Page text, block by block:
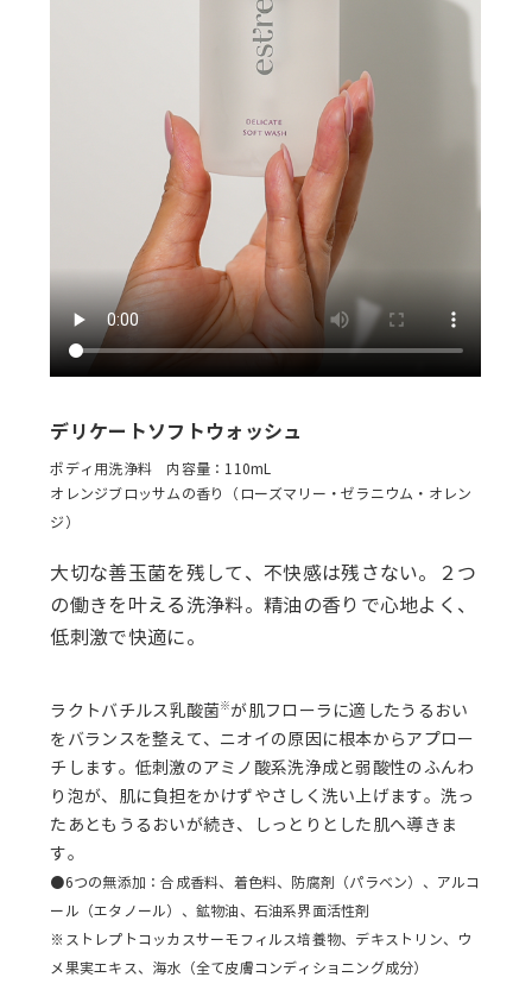
デリケートソフトウォッシュ
ボディ用洗浄料 内容量：110mL
オレンジブロッサムの香り（ローズマリー・ゼラニウム・オレン
ジ）
大切な善玉菌を残して、不快感は残さない。２つ
の働きを叶える洗浄料。 精油の香りで心地よく、
低刺激で快適に。
ラクトバチルス乳酸菌※が肌フローラに適したうるおい
をバランスを整えて、ニオイの原因に根本からアプロー
チします。低刺激のアミノ酸系洗浄成と弱酸性のふんわ
り泡が、肌に負担をかけずやさしく洗い上げます。洗っ
たあともうるおいが続き、しっとりとした肌へ導きま
す。
●6つの無添加：合成香料、着色料、防腐剤（パラベン）、アルコ
ール（エタノール）、鉱物油、石油系界面活性剤
※ストレプトコッカスサーモフィルス培養物、デキストリン、ウ
メ果実エキス、海水（全て皮膚コンディショニング成分）